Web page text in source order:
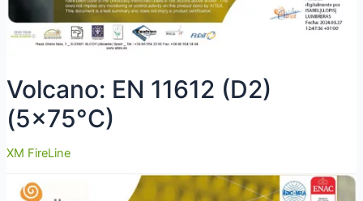
Volcano: EN 11612 (D2)
(5×75°C)
XM FireLine